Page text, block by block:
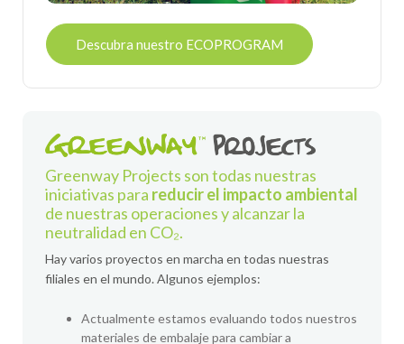
Descubra nuestro ECOPROGRAM
Greenway Projects son todas nuestras
iniciativas para reducir el impacto ambiental
de nuestras operaciones y alcanzar la
neutralidad en CO₂.
Hay varios proyectos en marcha en todas nuestras
filiales en el mundo. Algunos ejemplos:
Actualmente estamos evaluando todos nuestros
materiales de embalaje para cambiar a